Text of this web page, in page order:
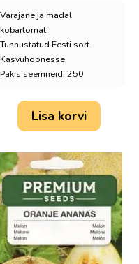
15,99€.
Varajane ja madal
kobartomat
Tunnustatud Eesti sort
Kasvuhoonesse
Pakis seemneid: 250
Lisa korvi